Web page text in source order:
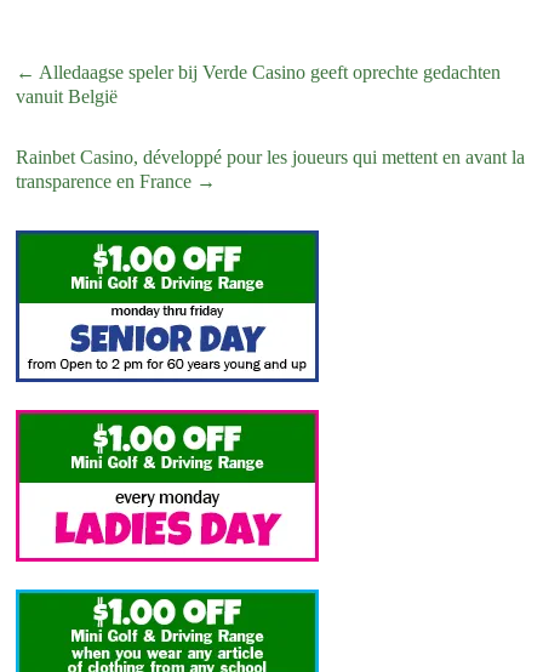
← Alledaagse speler bij Verde Casino geeft oprechte gedachten
vanuit België
Rainbet Casino, développé pour les joueurs qui mettent en avant la
transparence en France →